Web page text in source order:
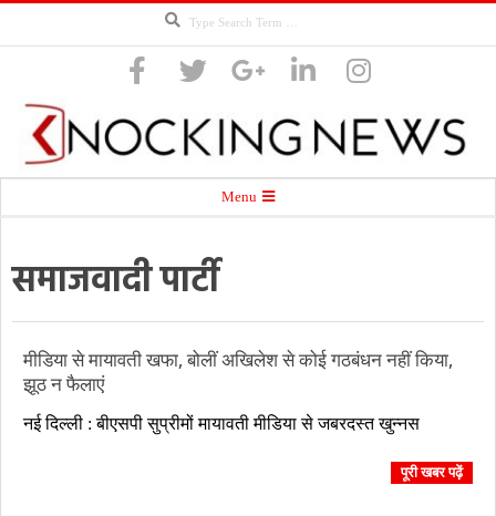
Knocking
News
Menu
समाजवादी पार्टी
मीडिया से मायावती खफा, बोलीं अखिलेश से कोई गठबंधन नहीं किया,
झूठ न फैलाएं
03-
नई दिल्ली : बीएसपी सुप्रीमों मायावती मीडिया से जबरदस्त खुन्नस
पूरी खबर पढ़ें